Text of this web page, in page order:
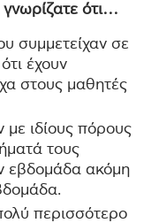
ότι…
συμμετείχαν σε
έχουν
στους μαθητές
με ιδίους πόρους
τους
εβδομάδα ακόμη
περισσότερο